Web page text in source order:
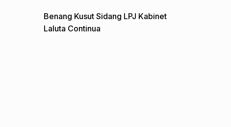
Benang Kusut Sidang LPJ Kabinet
Laluta Continua